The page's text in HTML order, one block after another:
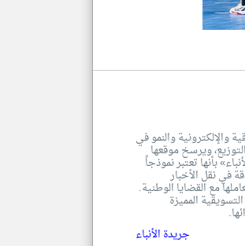
والإلكترونية والنمو في
ويرسخ موقعها
بأنها تعتبر نموذجاً
في نقل الأخبار
مع القضايا الوطنية.
المميزة
جريدة الأنباء